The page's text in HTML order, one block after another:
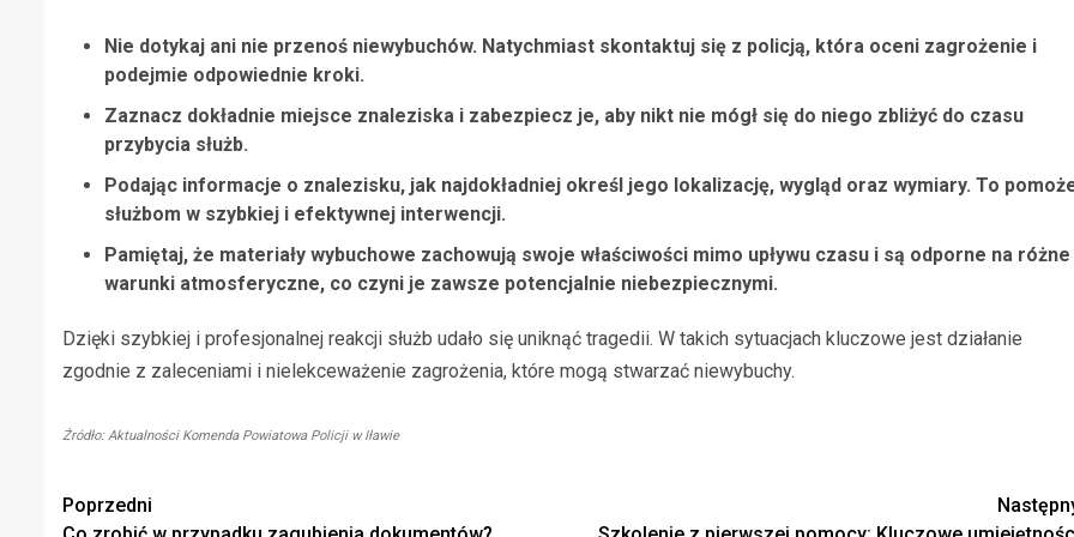
Nie dotykaj ani nie przenoś niewybuchów. Natychmiast skontaktuj się z policją, która oceni zagrożenie i
podejmie odpowiednie kroki.
Zaznacz dokładnie miejsce znaleziska i zabezpiecz je, aby nikt nie mógł się do niego zbliżyć do czasu
przybycia służb.
Podając informacje o znalezisku, jak najdokładniej określ jego lokalizację, wygląd oraz wymiary. To
służbom w szybkiej i efektywnej interwencji.
Pamiętaj, że materiały wybuchowe zachowują swoje właściwości mimo upływu czasu i są odporne na różne
warunki atmosferyczne, co czyni je zawsze potencjalnie niebezpiecznymi.
Dzięki szybkiej i profesjonalnej reakcji służb udało się uniknąć tragedii. W takich sytuacjach kluczowe jest działanie
zgodnie z zaleceniami i nielekceważenie zagrożenia, które mogą stwarzać niewybuchy.
Źródło: Aktualności Komenda Powiatowa Policji w Iławie
Zobacz
Poprzedni